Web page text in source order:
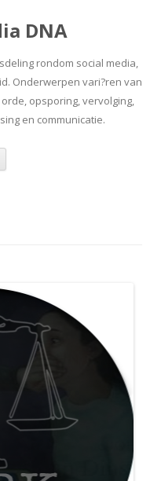
DNA
rondom social media,
Onderwerpen vari?ren van
opsporing, vervolging,
en communicatie.
Spring
inhoud